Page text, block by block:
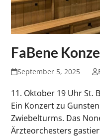
FaBene
September 5, 2025
11. Oktober 19 Uhr St.
Ein Konzert zu
Zwiebelturms. Das
Ärzteorchesters